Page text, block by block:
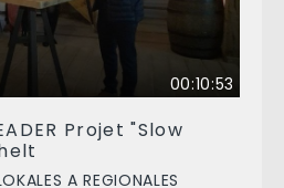
00:10:53
Projet "Slow
A REGIONALES